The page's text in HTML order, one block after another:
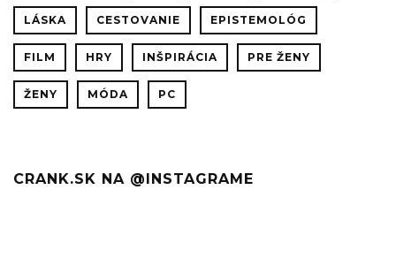
LÁSKA CESTOVANIE EPISTEMOLÓG
FILM HRY INŠPIRÁCIA PRE ŽENY
ŽENY MÓDA PC
CRANK.SK NA @INSTAGRAME